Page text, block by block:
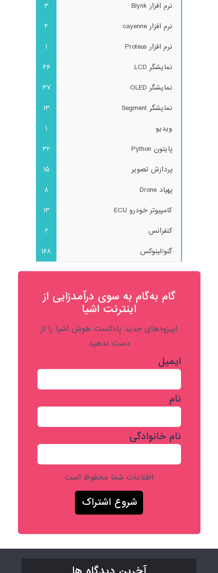
نرم افزار Blynk
3
نرم افزار cayenne
4
نرم افزار Proteus
1
نمایشگر LCD
46
نمایشگر OLED
37
نمایشگر Segment
13
ویدیو
1
پایتون Python
32
پردازش تصویر
15
پهپاد Drone
8
کامپیوتر خودرو ECU
13
کنفرانس
2
گنو/لینوکس
168
گام به‌گام به‌ سوی درآمدزایی از
اینترنت اشیا
اپیزودهای جدید پادکست هوش اشیا را از
دست ندهید
ایمیل
نام
نام خانوادگی
اطلاعات شما محفوظ است